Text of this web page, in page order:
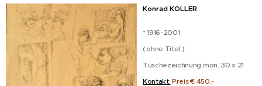
Konrad KOLLER
* 1916-2001
( ohne Titel )
Tuschezeichnung mon. 30 x 21
Kontakt: Preis € 450.-